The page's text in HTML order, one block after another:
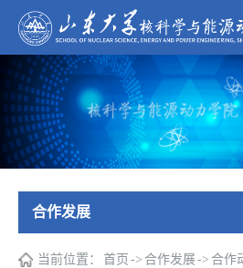
合作发展
当前位置： 首页 -> 合作发展-> 合作